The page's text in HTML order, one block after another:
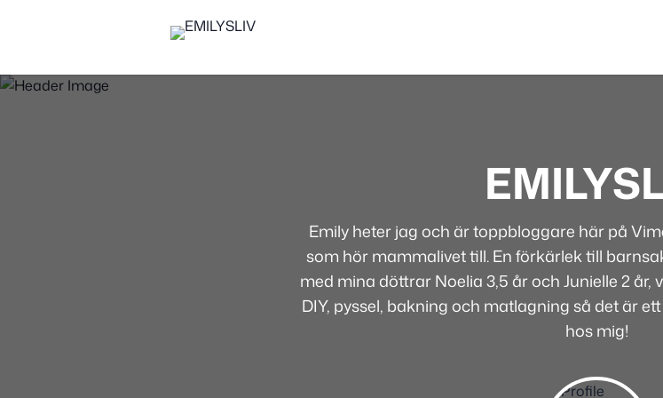
Emily heter jag och är toppbloggare här på
som hör mammalivet till. En förkärlek till
med mina döttrar Noelia 3,5 år och Junielle 2
DIY, pyssel, bakning och matlagning så det är
hos mig!